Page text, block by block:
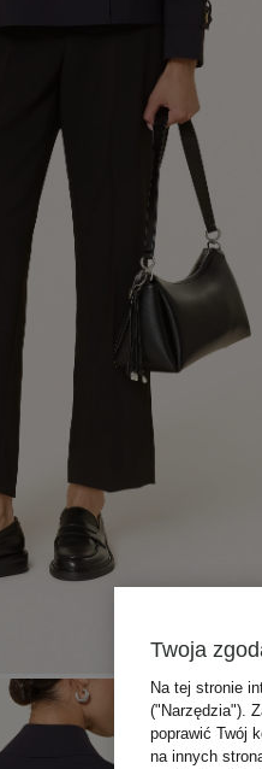
Twoja
Na tej stronie
("Narzędzia").
poprawić Twój
na innych